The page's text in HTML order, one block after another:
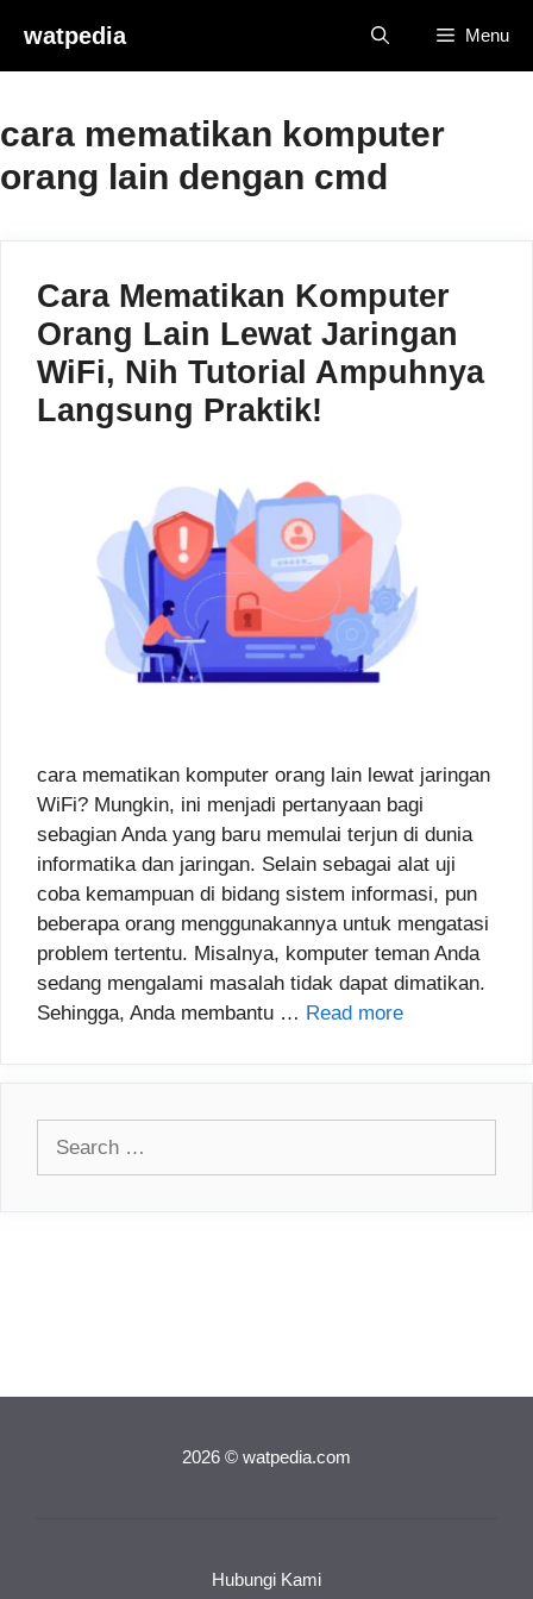
content
watpedia Menu
cara mematikan komputer
orang lain dengan cmd
Cara Mematikan Komputer
Orang Lain Lewat Jaringan
WiFi, Nih Tutorial Ampuhnya
Langsung Praktik!
cara mematikan komputer orang lain lewat jaringan
WiFi? Mungkin, ini menjadi pertanyaan bagi
sebagian Anda yang baru memulai terjun di dunia
informatika dan jaringan. Selain sebagai alat uji
coba kemampuan di bidang sistem informasi, pun
beberapa orang menggunakannya untuk mengatasi
problem tertentu. Misalnya, komputer teman Anda
sedang mengalami masalah tidak dapat dimatikan.
Sehingga, Anda membantu … Read more
2026 © watpedia.com
Hubungi Kami